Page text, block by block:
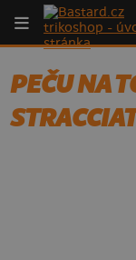
PEČU NA